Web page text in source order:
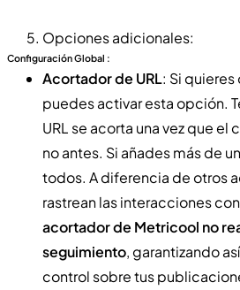
Opciones adicionales:
Configuración Global :
Acortador de URL: Si quieres
puedes activar esta opción.
URL se acorta una vez que
no antes. Si añades más de
todos. A diferencia de otros
rastrean las interacciones
acortador de Metricool no
seguimiento, garantizando
control sobre tus